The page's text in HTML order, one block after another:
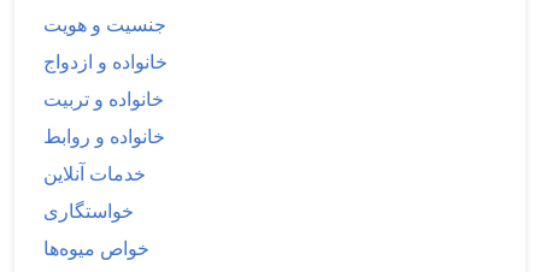
جنسیت و هویت
خانواده و ازدواج
خانواده و تربیت
خانواده و روابط
خدمات آنلاین
خواستگاری
خواص میوه‌ها